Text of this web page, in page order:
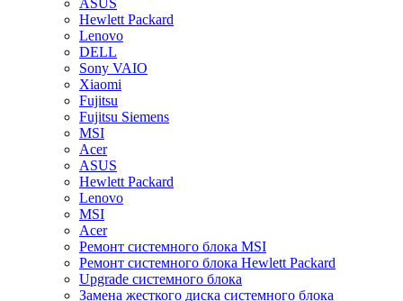
ASUS
Hewlett Packard
Lenovo
DELL
Sony VAIO
Xiaomi
Fujitsu
Fujitsu Siemens
MSI
Acer
ASUS
Hewlett Packard
Lenovo
MSI
Acer
Ремонт системного блока MSI
Ремонт системного блока Hewlett Packard
Upgrade системного блока
Замена жесткого диска системного блока